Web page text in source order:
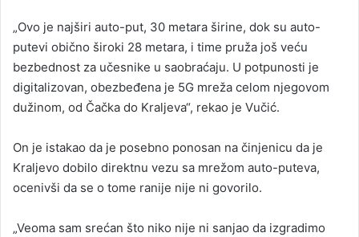
„Ovo je najširi auto-put, 30 metara širine, dok su auto-
putevi obično široki 28 metara, i time pruža još veću
bezbednost za učesnike u saobraćaju. U potpunosti je
digitalizovan, obezbeđena je 5G mreža celom njegovom
dužinom, od Čačka do Kraljeva“, rekao je Vučić.
On je istakao da je posebno ponosan na činjenicu da je
Kraljevo dobilo direktnu vezu sa mrežom auto-puteva,
ocenivši da se o tome ranije nije ni govorilo.
„Veoma sam srećan što niko nije ni sanjao da izgradimo